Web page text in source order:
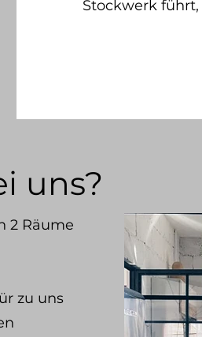
Stockwerk
uns?
2 Räume
zu uns